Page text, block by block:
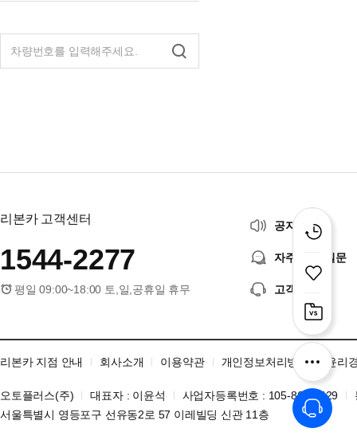
리본카 고객센터
1544-2277
평일 09:00~18:00 토,일,공휴일 휴무
공지사항
자주 묻는 질문
고객센터
리본카 지점 안내 회사소개 이용약관 개인정보처리방침 윤리
오토플러스(주) 대표자 : 이윤석 사업자등록번호 : 105-86-06429
서울특별시 영등포구 선유동2로 57 이레빌딩 신관 11층